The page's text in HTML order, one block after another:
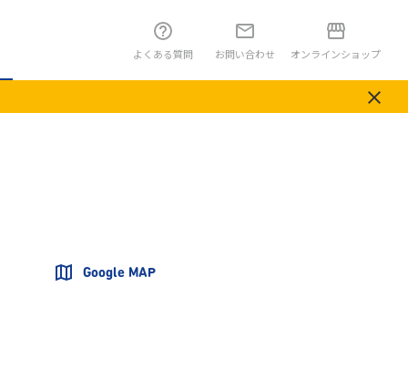
よくある質問 お問い合わせ オンラインショップ
Google MAP